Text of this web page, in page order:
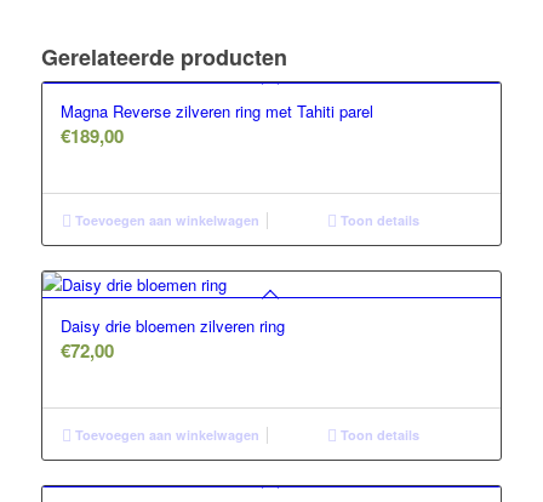
Gerelateerde producten
Magna Reverse zilveren ring met Tahiti parel
€189,00
Toevoegen aan winkelwagen Toon details
Daisy drie bloemen zilveren ring
€72,00
Toevoegen aan winkelwagen Toon details